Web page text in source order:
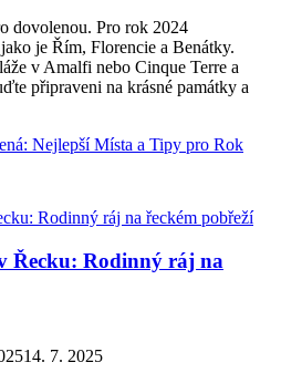
dovolenou. Pro rok 2024
je Řím, Florencie a Benátky.
v Amalfi nebo Cinque Terre a
připraveni na krásné památky a
Nejlepší Místa a Tipy pro Rok
Řecku: Rodinný ráj na
14. 7. 2025